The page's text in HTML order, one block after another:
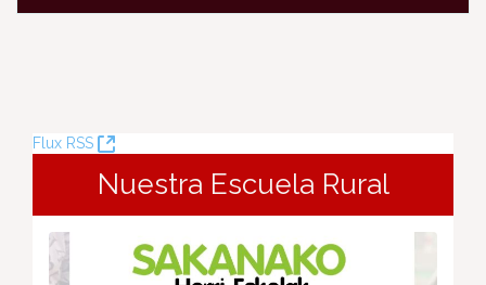
Flux RSS
(Ouvre
nouvelle
Nuestra Escuela Rural